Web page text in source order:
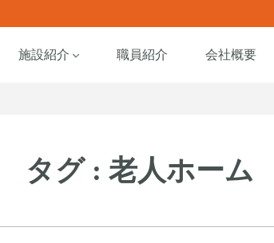
施設紹介 職員紹介 会社概要
タグ : 老人ホーム